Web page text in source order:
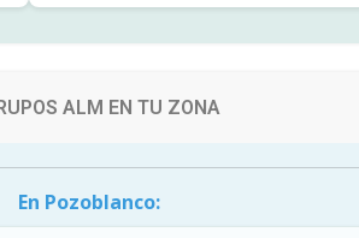
ALM EN TU ZONA
En Pozoblanco: